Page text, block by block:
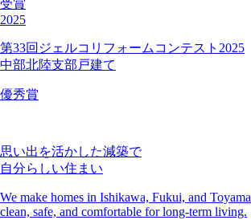
受賞
2025
第33回ジェルコリフォームコンテスト2025
中部北陸支部戸建て
優秀賞
思い出を活かした減築で
自分らしい住まい
We make homes in Ishikawa, Fukui, and Toyama
clean, safe, and comfortable for long-term living.